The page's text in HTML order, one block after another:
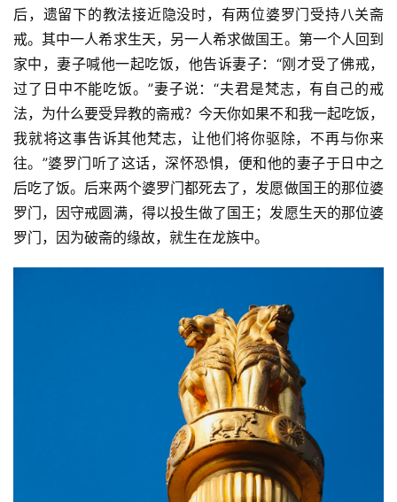
后，遗留下的教法接近隐没时，有两位婆罗门受持八关斋
戒。其中一人希求生天，另一人希求做国王。第一个人回到
家中，妻子喊他一起吃饭，他告诉妻子：“刚才受了佛戒，
过了日中不能吃饭。”妻子说：“夫君是梵志，有自己的戒
法，为什么要受异教的斋戒？今天你如果不和我一起吃饭，
我就将这事告诉其他梵志，让他们将你驱除，不再与你来
往。”婆罗门听了这话，深怀恐惧，便和他的妻子于日中之
后吃了饭。后来两个婆罗门都死去了，发愿做国王的那位婆
罗门，因守戒圆满，得以投生做了国王；发愿生天的那位婆
罗门，因为破斋的缘故，就生在龙族中。